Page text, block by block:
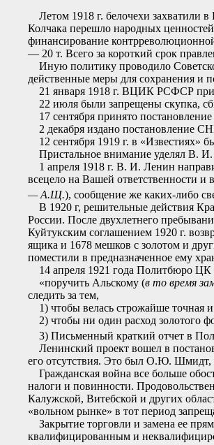
Летом 1918 г. белочехи захватили в
Колчака перешло народных
финансирование
— 20 т. Всего за короткий срок
Иную политику проводило
действенные меры для сохранения и
21 января 1918 г. ВЦИК РСФСР
22 июля были запрещены скупка,
17 сентября принято
2 декабря издано постановление
12 сентября 1919 г. в «Известиях»
Пристальное внимание уделял В. И.
1 апреля 1918 г. В. И. Ленин
всецело на Вашей ответственности
— А.Щ.), сообщение же каких-либо
В 1920 г, решительные действия
России. После двухлетнего
Куйтукским соглашением 1920 г.
ящика и 1678 мешков с золотом и
поместили в предназначенное ему
14 апреля 1921 года Политбюро ЦК
«поручить Альскому (в то время
следить за тем,
1) чтобы велась строжайше точная и
2) чтобы ни один расход золотого
3) Письменный краткий отчет в
Ленинский проект вошел в
его отсутствия. Это был О.Ю. Шмидт,
Гражданская война все больше
налоги и повинности.
Калужской, Витебской и других
«вольном рынке» в тот период
Закрытие торговли и замена ее
квалифицированным и